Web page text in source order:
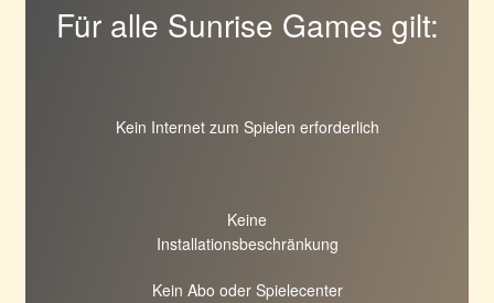
Für alle Sunrise Games gilt:
Kein Internet zum Spielen erforderlich
Keine
Installationsbeschränkung
Kein Abo oder Spielecenter